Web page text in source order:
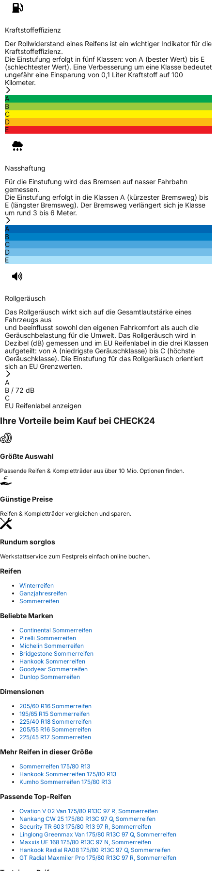
EffizienzC
Nasshaftung A
Rollgeräusch (Klasse)
Rollgeräusch (dB)72
FahrzeugklasseC2
3PMSF / Schneeflockensymbol / Alpine-Symbol
EPREL ID493812
Allgemeine Produktsicherheit (GPSR)
HerstellerkontaktPrinx Chengshan Tire Europe GmbH, Berliner
info@prinx.eu
Kraftstoffeffizienz
Der Rollwiderstand eines Reifens ist ein wichtiger Indikator für die
Kraftstoffeffizienz.
Die Einstufung erfolgt in fünf Klassen: von A (bester Wert) bis E
(schlechtester Wert). Eine Verbesserung um eine Klasse bedeutet
ungefähr eine Einsparung von 0,1 Liter Kraftstoff auf 100
Kilometer.
A
B
C
D
E
Nasshaftung
Für die Einstufung wird das Bremsen auf nasser Fahrbahn
gemessen.
Die Einstufung erfolgt in die Klassen A (kürzester Bremsweg) bis
E (längster Bremsweg). Der Bremsweg verlängert sich je Klasse
um rund 3 bis 6 Meter.
A
B
C
D
E
Rollgeräusch
Das Rollgeräusch wirkt sich auf die Gesamtlautstärke eines
Fahrzeugs aus
und beeinflusst sowohl den eigenen Fahrkomfort als auch die
Geräuschbelastung für die Umwelt. Das Rollgeräusch wird in
Dezibel (dB) gemessen und im EU Reifenlabel in die drei Klassen
aufgeteilt: von A (niedrigste Geräuschklasse) bis C (höchste
Geräuschklasse). Die Einstufung für das Rollgeräusch orientiert
sich an EU Grenzwerten.
A
B / 72 dB
C
EU Reifenlabel anzeigen
Ihre Vorteile beim Kauf bei CHECK24
Größte Auswahl
Passende Reifen & Kompletträder aus über 10 Mio. Optionen finden.
Günstige Preise
Reifen & Kompletträder vergleichen und sparen.
Rundum sorglos
Werkstattservice zum Festpreis einfach online buchen.
Reifen
Winterreifen
Ganzjahresreifen
Sommerreifen
Beliebte Marken
Continental Sommerreifen
Pirelli Sommerreifen
Michelin Sommerreifen
Bridgestone Sommerreifen
Hankook Sommerreifen
Goodyear Sommerreifen
Dunlop Sommerreifen
Dimensionen
205/60 R16 Sommerreifen
195/65 R15 Sommerreifen
225/40 R18 Sommerreifen
205/55 R16 Sommerreifen
225/45 R17 Sommerreifen
Mehr Reifen in dieser Größe
Sommerreifen 175/80 R13
Hankook Sommerreifen 175/80 R13
Kumho Sommerreifen 175/80 R13
Passende Top-Reifen
Ovation V 02 Van 175/80 R13C 97 R, Sommerreifen
Nankang CW 25 175/80 R13C 97 Q, Sommerreifen
Security TR 603 175/80 R13 97 R, Sommerreifen
Linglong Greenmax Van 175/80 R13C 97 Q, Sommerreifen
Maxxis UE 168 175/80 R13C 97 N, Sommerreifen
Hankook Radial RA08 175/80 R13C 97 Q, Sommerreifen
GT Radial Maxmiler Pro 175/80 R13C 97 R, Sommerreifen